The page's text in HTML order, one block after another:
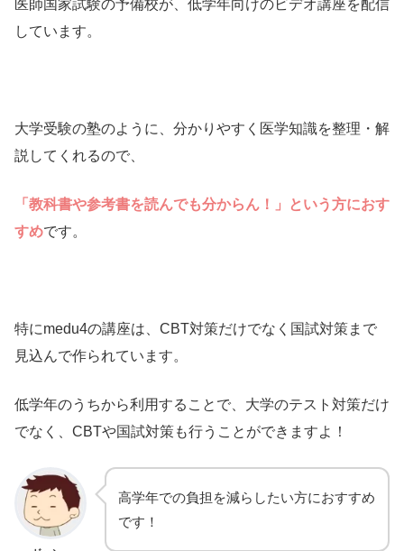
医師国家試験の予備校が、低学年向けのビデオ講座を配信
しています。
大学受験の塾のように、分かりやすく医学知識を整理・解
説してくれるので、
「教科書や参考書を読んでも分からん！」という方におす
すめです。
特にmedu4の講座は、CBT対策だけでなく国試対策まで
見込んで作られています。
低学年のうちから利用することで、大学のテスト対策だけ
でなく、CBTや国試対策も行うことができますよ！
高学年での負担を減らしたい方におすすめ
です！